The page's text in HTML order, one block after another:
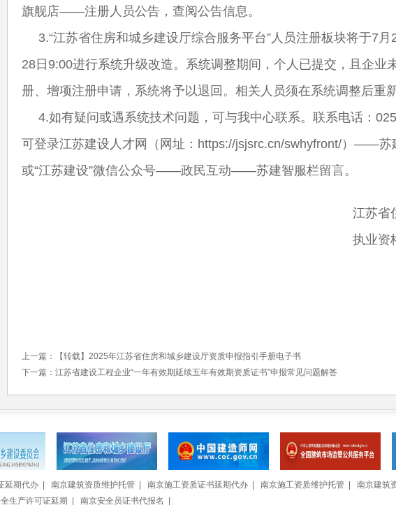
旗舰店——注册人员公告，查阅公告信息。
3.“江苏省住房和城乡建设厅综合服务平台”人员注册板块将于7月
28日9:00进行系统升级改造。系统调整期间，个人已提交，且企业
册、增项注册申请，系统将予以退回。相关人员须在系统调整后重
4.如有疑问或遇系统技术问题，可与我中心联系。联系电话：
可登录江苏建设人才网（网址： https://jsjsrc.cn/swhyfront/）——苏
或“江苏建设”微信公众号——政民互动——苏建智服栏留言。
江苏省
执业资
上一篇：【转载】2025年江苏省住房和城乡建设厅资质申报指引手册电子书
下一篇：江苏省建设工程企业“一年有效期延续五年有效期资质证书”申报常见问题解答
延期代办 南京建筑资质维护托管 南京施工资质证书延期代办 南京施工资质维护托管 南京建筑
生产许可证延期 南京安全员证书代报名